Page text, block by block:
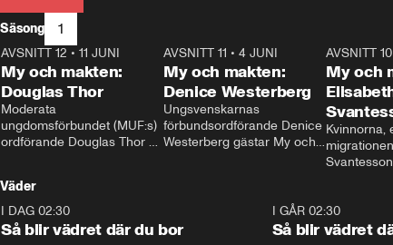
Säsong 1
26:27
AVSNITT 12 • 11 JUNI
My och makten:
Douglas Thor
Moderata
ungdomsförbundet (MUF:s)
ordförande Douglas Thor
tonårsutvisningarna och hur
Moderaterna ska locka
väljare till valet i höst.
23:40
AVSNITT 11 •4 JUNI
My och makten:
Denice Westerberg
Ungsvenskarnas
förbundsordförande Denice
Westerberg gästar My och
AVSNITT 10
My och
Kvinnorna,
Väder
I DAG 02:30
Så blir vädret där du bor
I GÅR 02:30
Så blir vädret